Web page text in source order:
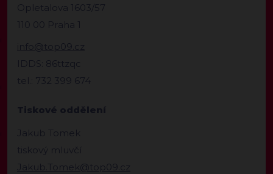
Opletalova 1603/57
110 00 Praha 1
info@top09.cz
IDDS: 86ttzqc
tel.: 732 399 674
Tiskové oddělení
Jakub Tomek
tiskový mluvčí
Jakub.Tomek@top09.cz